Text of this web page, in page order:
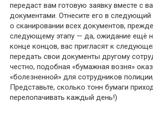
передаст вам готовую заявку вместе с
документами. Отнесите его в следующий
о сканировании всех документов,
следующему этапу — да, ожидание ещё
конце концов, вас пригласят к
передать свои документы другому
честно, подобная «бумажная возня»
«болезненной» для сотрудников
Представьте, сколько тонн бумаги
перелопачивать каждый день!)